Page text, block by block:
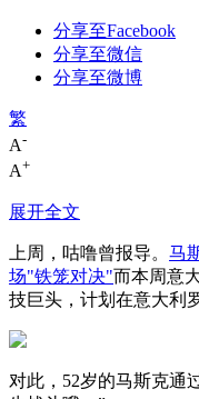
分享至Facebook
分享至微信
分享至微博
繁
A-
A+
展开全文
上周，咕噜曾报导。 马
场"铁笼对决"而本周意
技巨头，计划在意大利
对此，52岁的马斯克通